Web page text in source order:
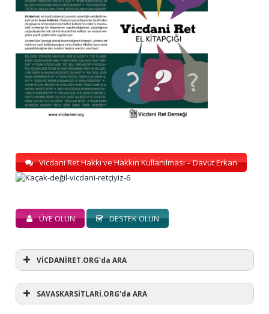
Vicdani Ret Hakkı ve Hakkın Kullanılması – Davut Erkan
ÜYE OLUN DESTEK OLUN
VİCDANİRET.ORG'da ARA
SAVASKARSİTLARİ.ORG'da ARA